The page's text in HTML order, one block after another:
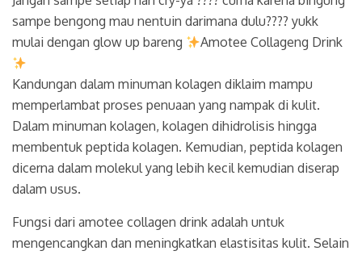
sampe bengong mau nentuin darimana dulu???? yukk
mulai dengan glow up bareng
Amotee Collageng Drink
Kandungan dalam minuman kolagen diklaim mampu
memperlambat proses penuaan yang nampak di kulit.
Dalam minuman kolagen, kolagen dihidrolisis hingga
membentuk peptida kolagen. Kemudian, peptida kolagen
dicerna dalam molekul yang lebih kecil kemudian diserap
dalam usus.
Fungsi dari amotee collagen drink adalah untuk
mengencangkan dan meningkatkan elastisitas kulit. Selain